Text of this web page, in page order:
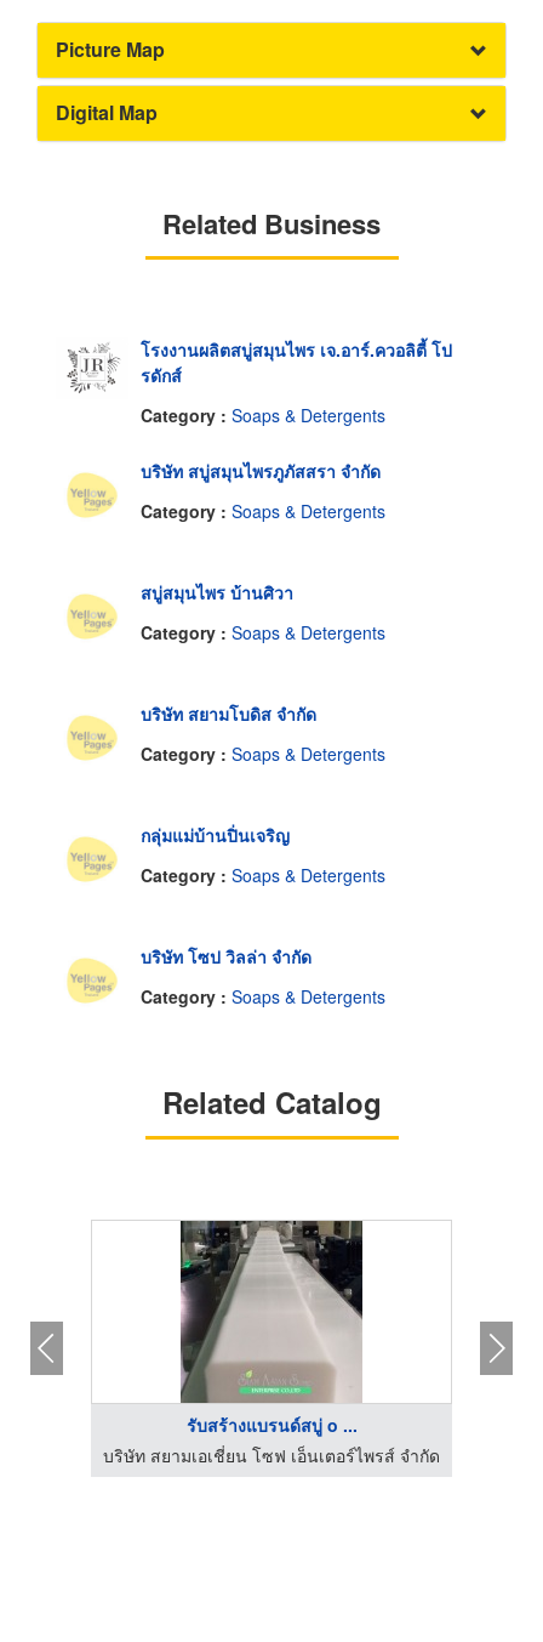
Picture Map
Digital Map
Related Business
โรงงานผลิตสบู่สมุนไพร เจ.อาร์.ควอลิตี้ โป
รดักส์
Category : Soaps & Detergents
บริษัท สบู่สมุนไพรภูภัสสรา จำกัด
Category : Soaps & Detergents
สบู่สมุนไพร บ้านศิวา
Category : Soaps & Detergents
บริษัท สยามโบดิส จำกัด
Category : Soaps & Detergents
กลุ่มแม่บ้านปิ่นเจริญ
Category : Soaps & Detergents
บริษัท โซป วิลล่า จำกัด
Category : Soaps & Detergents
Related Catalog
รับสร้างแบรนด์สบู่ o ...
บริษัท สยามเอเชี่ยน โซฟ เอ็นเตอร์ไพรส์ จำกัด